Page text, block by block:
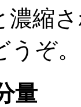
濃縮
ぞ。
量